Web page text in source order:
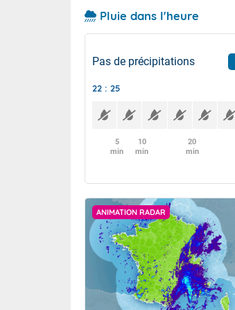
Pluie dans l'heure
Pas de précipitations
22 : 25
5
min
10
min
20
min
ANIMATION RADAR